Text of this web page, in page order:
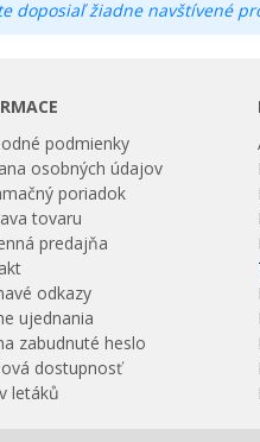
doposiaľ žiadne navštívené
podmienky
osobných údajov
poriadok
tovaru
predajňa
odkazy
ujednania
zabudnuté heslo
dostupnosť
letáků